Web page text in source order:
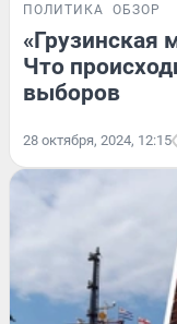
ПОЛИТИКА ОБЗОР
«Грузинская
Что
выборов
28 октября, 2024, 12:15